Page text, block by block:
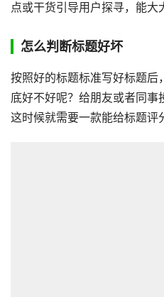
点或干货引导用户探寻，能大
怎么判断标题好坏
按照好的标题标准写好标题后
底好不好呢？给朋友或者同事
这时候就需要一款能给标题